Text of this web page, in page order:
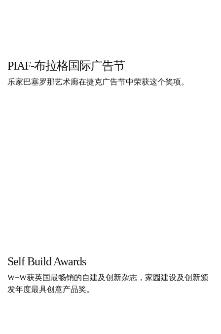
PIAF-布拉格国际广告节
乐家巴塞罗那艺术廊在捷克广告节中荣获这个奖项。
Self Build Awards
W+W获英国最畅销的自建及创新杂志，家园建设及创新颁
发年度最具创意产品奖。